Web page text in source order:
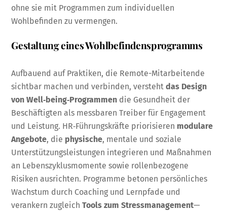
ohne sie mit Programmen zum individuellen
Wohlbefinden zu vermengen.
Gestaltung eines Wohlbefindensprogramms
Aufbauend auf Praktiken, die Remote-Mitarbeitende
sichtbar machen und verbinden, verstehtdas Design
von Well‑being‑Programmen die Gesundheit der
Beschäftigten als messbaren Treiber für Engagement
und Leistung. HR‑Führungskräfte priorisieren modulare
Angebote, die physische, mentale und soziale
Unterstützungsleistungen integrieren und Maßnahmen
an Lebenszyklusmomente sowie rollenbezogene
Risiken ausrichten. Programme betonen persönliches
Wachstum durch Coaching und Lernpfade und
verankern zugleichTools zum Stressmanagement—